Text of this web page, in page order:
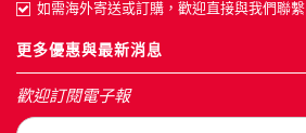
如需海外寄送或訂購，歡迎直接與我們聯繫
更多優惠與最新消息
歡迎訂閱電子報